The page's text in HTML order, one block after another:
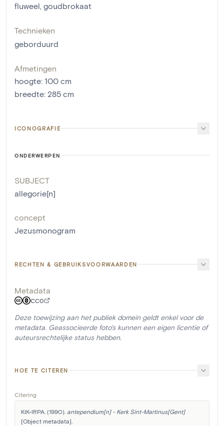
fluweel goudbrokaat
Technieken
geborduurd
Afmetingen
hoogte: 100 cm
breedte: 285 cm
ICONOGRAFIE
ONDERWERPEN
SUBJECT
allegorie[n]
concept
Jezusmonogram
RECHTEN & GEBRUIKSVOORWAARDEN
Metadata
CC0
Deze toewijzing aan het publiek domein geldt enkel voor de
metadata. Geassocieerde foto's kunnen een eigen licentie of
auteursrechtelijke status hebben.
HOE TE CITEREN
Citering
KIK-IRPA. (1990). antependium[n] - Kerk Sint-Martinus[Gent]
[Object metadata].